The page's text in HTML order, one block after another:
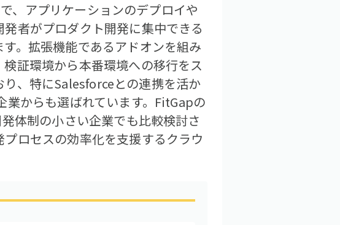
、アプリケーションのデプロイや
者がプロダクト開発に集中できる
。拡張機能であるアドオンを組み
証環境から本番環境への移行をス
、特にSalesforceとの連携を活か
業からも選ばれています。FitGapの
体制の小さい企業でも比較検討さ
ロセスの効率化を支援するクラウ